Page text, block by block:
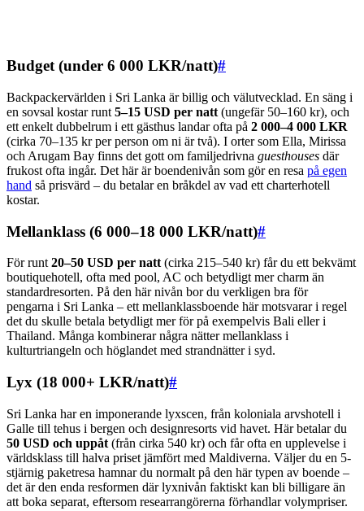
Budget (under 6 000 LKR/natt)#
Backpackervärlden i Sri Lanka är billig och välutvecklad. En säng i
en sovsal kostar runt 5–15 USD per natt (ungefär 50–160 kr), och
ett enkelt dubbelrum i ett gästhus landar ofta på 2 000–4 000 LKR
(cirka 70–135 kr per person om ni är två). I orter som Ella, Mirissa
och Arugam Bay finns det gott om familjedrivna guesthouses där
frukost ofta ingår. Det här är boendenivån som gör en resa på egen
hand så prisvärd – du betalar en bråkdel av vad ett charterhotell
kostar.
Mellanklass (6 000–18 000 LKR/natt)#
För runt 20–50 USD per natt (cirka 215–540 kr) får du ett bekvämt
boutiquehotell, ofta med pool, AC och betydligt mer charm än
standardresorten. På den här nivån bor du verkligen bra för
pengarna i Sri Lanka – ett mellanklassboende här motsvarar i regel
det du skulle betala betydligt mer för på exempelvis Bali eller i
Thailand. Många kombinerar några nätter mellanklass i
kulturtriangeln och höglandet med strandnätter i syd.
Lyx (18 000+ LKR/natt)#
Sri Lanka har en imponerande lyxscen, från koloniala arvshotell i
Galle till tehus i bergen och designresorts vid havet. Här betalar du
50 USD och uppåt (från cirka 540 kr) och får ofta en upplevelse i
världsklass till halva priset jämfört med Maldiverna. Väljer du en 5-
stjärnig paketresa hamnar du normalt på den här typen av boende –
det är den enda resformen där lyxnivån faktiskt kan bli billigare än
att boka separat, eftersom researrangörerna förhandlar volympriser.